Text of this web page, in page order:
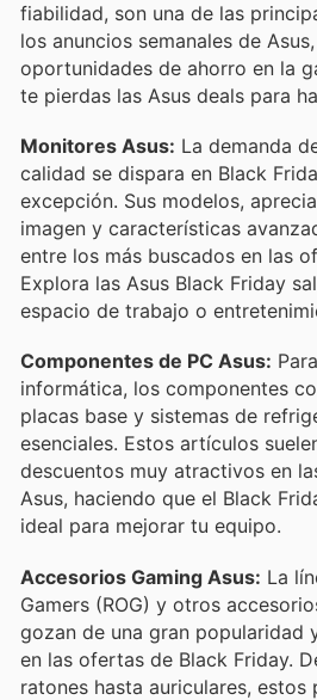
fiabilidad, son una de las
los anuncios semanales de
oportunidades de ahorro en la
te pierdas las Asus deals para
Monitores Asus: La demanda
calidad se dispara en Black
excepción. Sus modelos,
imagen y características
entre los más buscados en las
Explora las Asus Black Friday
espacio de trabajo o
Componentes de PC Asus:
informática, los componentes
placas base y sistemas de
esenciales. Estos artículos
descuentos muy atractivos en
Asus, haciendo que el Black
ideal para mejorar tu equipo.
Accesorios Gaming Asus: La
Gamers (ROG) y otros
gozan de una gran popularidad
en las ofertas de Black Friday.
ratones hasta auriculares,